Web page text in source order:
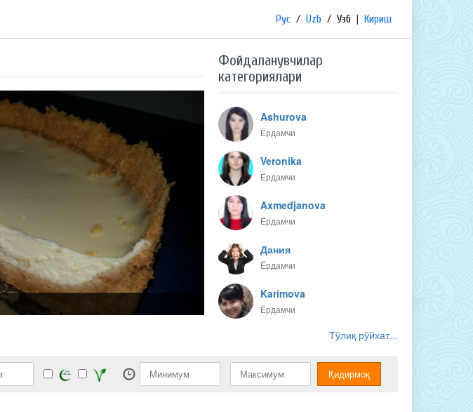
Рус / Uzb / Узб | Кириш
Фойдаланувчилар
категориялари
Ashurova
Ёрдамчи
Veronika
Ёрдамчи
Axmedjanova
Ёрдамчи
Дания
Ёрдамчи
Karimova
Ёрдамчи
Тўлиқ рўйхат...